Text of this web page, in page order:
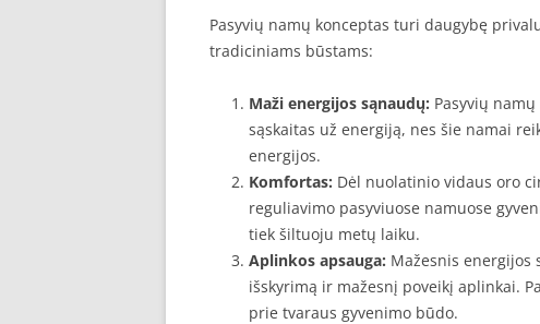
Pasyvių namų konceptas turi daugybę
tradiciniams būstams:
Maži energijos sąnaudų: Pasyvių
sąskaitas už energiją, nes šie namai
energijos.
Komfortas: Dėl nuolatinio vidaus oro
reguliavimo pasyviuose namuose
tiek šiltuoju metų laiku.
Aplinkos apsauga: Mažesnis energijos
išskyrimą ir mažesnį poveikį aplinkai.
prie tvaraus gyvenimo būdo.